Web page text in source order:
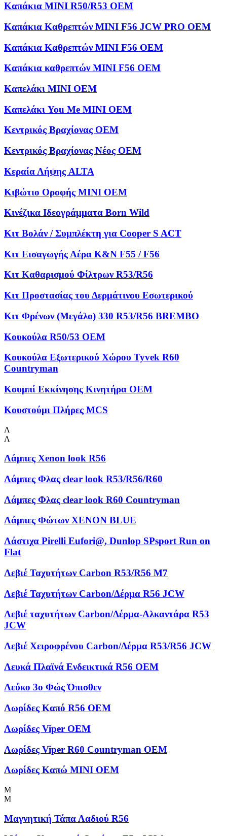
Καπάκια MINI R50/R53 OEM
Καπάκια Καθρεπτών MINI F56 JCW PRO OEM
Καπάκια Καθρεπτών MINI F56 OEM
Καπάκια καθρεπτών MINI F56 OEM
Καπελάκι MINI OEM
Καπελάκι You Me MINI OEM
Κεντρικός Βραχίονας OEM
Κεντρικός Βραχίονας Νέος OEM
Κεραία Λήψης ALTA
Κιβώτιο Οροφής MINI OEM
Κινέζικα Ιδεογράμματα Born Wild
Κιτ Βολάν / Συμπλέκτη για Cooper S ACT
Κιτ Εισαγωγής Αέρα K&N F55 / F56
Κιτ Καθαρισμού Φίλτρων R53/R56
Κιτ Προστασίας του Δερμάτινου Εσωτερικού
Κιτ Φρένων (Μεγάλο) 330 R53/R56 BREMBO
Κουκούλα R50/53 OEM
Κουκούλα Εξωτερικού Χώρου Tyvek R60
Countryman
Κουμπί Εκκίνησης Κινητήρα OEM
Κουστούμι Πλήρες MCS
Λ
Λ
Λάμπες Xenon look R56
Λάμπες Φλας clear look R53/R56/R60
Λάμπες Φλας clear look R60 Countryman
Λάμπες Φώτων XENON BLUE
Λάστιχα Pirelli Eufori@, Dunlop SPsport Run on
Flat
Λεβιέ Ταχυτήτων Carbon R53/R56 M7
Λεβιέ Ταχυτήτων Carbon/Δέρμα R56 JCW
Λεβιέ ταχυτήτων Carbon/Δέρμα-Αλκαντάρα R53
JCW
Λεβιέ Χειροφρένου Carbon/Δέρμα R53/R56 JCW
Λευκά Πλαϊνά Ενδεικτικά R56 OEM
Λεύκο 3ο Φώς Όπισθεν
Λωρίδες Kαπό R56 OEM
Λωρίδες Viper OEM
Λωρίδες Viper R60 Countryman OEM
Λωρίδες Καπώ MINI OEM
Μ
Μ
Μαγνητική Τάπα Λαδιού R56